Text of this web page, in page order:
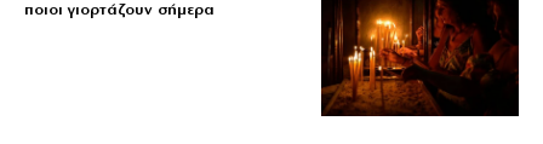
ποιοι γιορτάζουν σήμερα